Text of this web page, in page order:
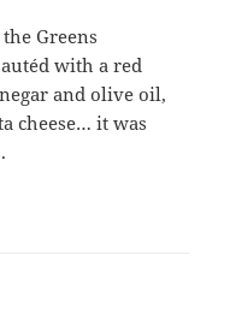
Greens
with a red
and olive oil,
cheese… it was